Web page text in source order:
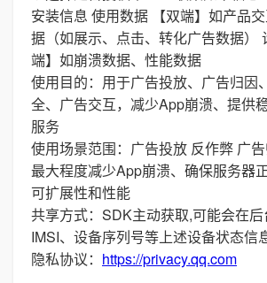
安装信息 使用数据 【双端】如产品
据（如展示、点击、转化广告数据）
端】如崩溃数据、性能数据
使用目的：用于广告投放、广告归因
全、广告交互，减少App崩溃、提供
服务
使用场景范围：广告投放 反作弊 广
最大程度减少App崩溃、确保服务器
可扩展性和性能
共享方式：SDK主动获取,可能会在后
IMSI、设备序列号等上述设备状态信
隐私协议： https://privacy.qq.com